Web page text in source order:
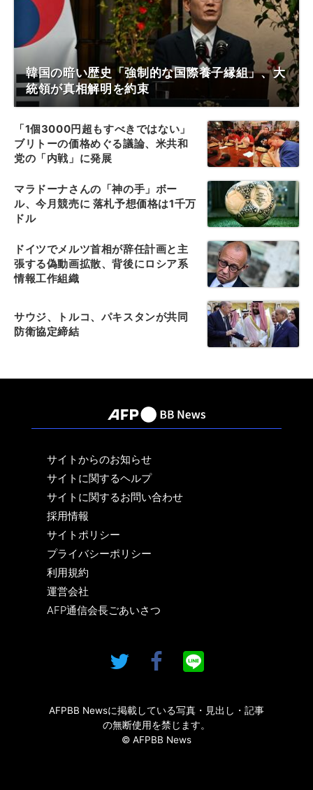
韓国の暗い歴史「強制的な国際養子縁組」、大
統領が真相解明を約束
「1個3000円超もすべきではない」
ブリトーの価格めぐる議論、米共和
党の「内戦」に発展
マラドーナさんの「神の手」ボー
ル、今月競売に 落札予想価格は1千万
ドル
ドイツでメルツ首相が辞任計画と主
張する偽動画拡散、背後にロシア系
情報工作組織
サウジ、トルコ、パキスタンが共同
防衛協定締結
サイトからのお知らせ
サイトに関するヘルプ
サイトに関するお問い合わせ
採用情報
サイトポリシー
プライバシーポリシー
利用規約
運営会社
AFP通信会長ごあいさつ
AFPBB Newsに掲載している写真・見出し・記事
の無断使用を禁じます。
© AFPBB News